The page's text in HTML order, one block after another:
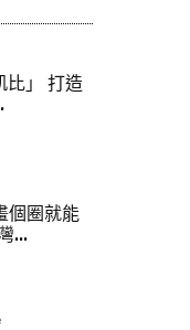
比」 打造
個圈就能
...